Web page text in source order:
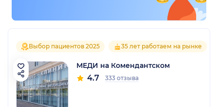
Выбор пациентов 2025 35 лет работаем на рынке
МЕДИ на Комендантском
4.7 333 отзыва